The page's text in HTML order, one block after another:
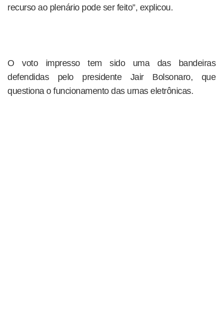
recurso ao plenário pode ser feito”, explicou.
O voto impresso tem sido uma das bandeiras
defendidas pelo presidente Jair Bolsonaro, que
questiona o funcionamento das urnas eletrônicas.